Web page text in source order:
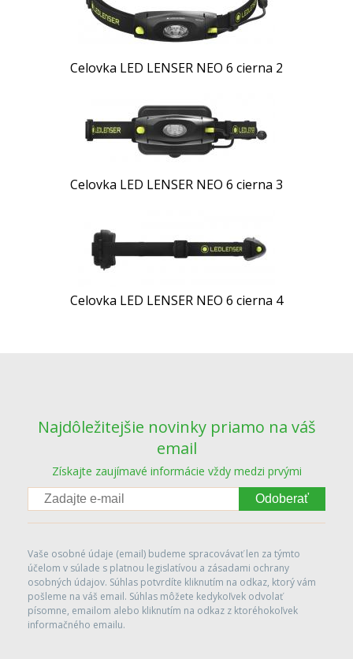
Celovka LED LENSER NEO 6 cierna 2
Celovka LED LENSER NEO 6 cierna 3
Celovka LED LENSER NEO 6 cierna 4
Najdôležitejšie novinky priamo na váš
email
Získajte zaujímavé informácie vždy medzi prvými
Odoberať
Vaše osobné údaje (email) budeme spracovávať len za týmto
účelom v súlade s platnou legislatívou a zásadami ochrany
osobných údajov. Súhlas potvrdíte kliknutím na odkaz, ktorý vám
pošleme na váš email. Súhlas môžete kedykoľvek odvolať
písomne, emailom alebo kliknutím na odkaz z ktoréhokoľvek
informačného emailu.